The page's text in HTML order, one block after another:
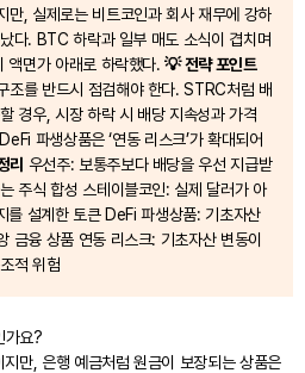
만, 실제로는 비트코인과 회사 재무에 강하
다. BTC 하락과 일부 매도 소식이 겹치며
액면가 아래로 하락했다.💡 전략 포인트
조를 반드시 점검해야 한다. STRC처럼 배
경우, 시장 하락 시 배당 지속성과 가격
파생상품은 ‘연동 리스크’가 확대되어
리 우선주: 보통주보다 배당을 우선 지급받
주식 합성 스테이블코인: 실제 달러가 아
를 설계한 토큰 DeFi 파생상품: 기초자산
금융 상품 연동 리스크: 기초자산 변동이
적 위험
가요?
만, 은행 예금처럼 원금이 보장되는 상품은